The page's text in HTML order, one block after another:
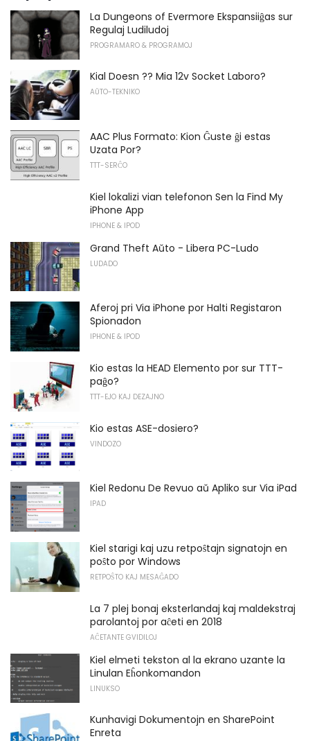
La Dungeons of Evermore Ekspansiiĝas sur
Regulaj Ludiludoj
PROGRAMARO & PROGRAMOJ
Kial Doesn ?? Mia 12v Socket Laboro?
AŬTO-TEKNIKO
AAC Plus Formato: Kion Ĝuste ĝi estas
Uzata Por?
TTT-SERĈO
Kiel lokalizi vian telefonon Sen la Find My
iPhone App
IPHONE & IPOD
Grand Theft Aŭto - Libera PC-Ludo
LUDADO
Aferoj pri Via iPhone por Halti Registaron
Spionadon
IPHONE & IPOD
Kio estas la HEAD Elemento por sur TTT-
paĝo?
TTT-EJO KAJ DEZAJNO
Kio estas ASE-dosiero?
VINDOZO
Kiel Redonu De Revuo aŭ Apliko sur Via iPad
IPAD
Kiel starigi kaj uzu retpoŝtajn signatojn en
poŝto por Windows
RETPOŜTO KAJ MESAĜADO
La 7 plej bonaj eksterlandaj kaj maldekstraj
parolantoj por aĉeti en 2018
AĈETANTE GVIDILOJ
Kiel elmeti tekston al la ekrano uzante la
Linulan Eĥonkomandon
LINUKSO
Kunhavigi Dokumentojn en SharePoint
Enreta